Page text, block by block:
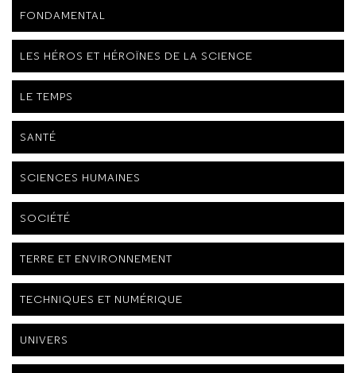
FONDAMENTAL
LES HÉROS ET HÉROÏNES DE LA SCIENCE
LE TEMPS
SANTÉ
SCIENCES HUMAINES
SOCIÉTÉ
TERRE ET ENVIRONNEMENT
TECHNIQUES ET NUMÉRIQUE
UNIVERS